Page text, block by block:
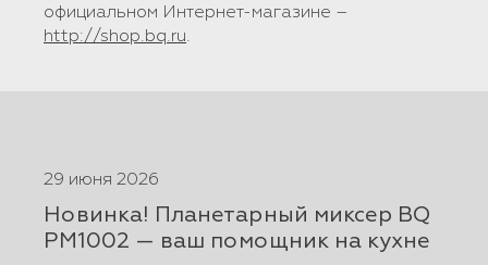
официальном Интернет-магазине –
http://shop.bq.ru.
29 июня 2026
Новинка! Планетарный миксер BQ
PM1002 — ваш помощник на кухне